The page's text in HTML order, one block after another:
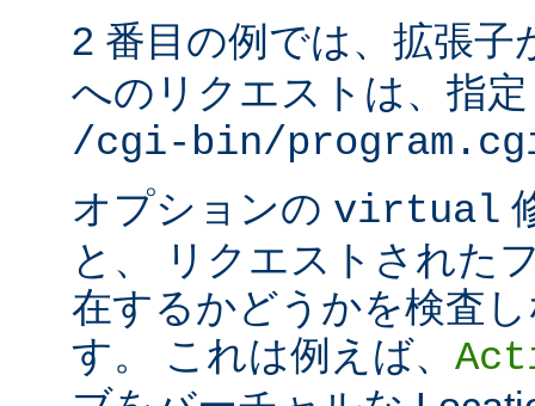
2 番目の例では、拡張子
へのリクエストは、指
/cgi-bin/
オプションの virtual
と、 リクエストされた
在するかどうかを検査
す。 これは例えば、